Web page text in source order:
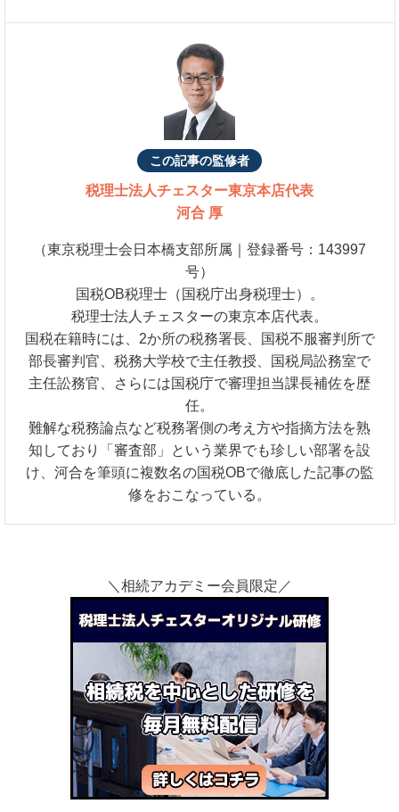
この記事の監修者
税理士法人チェスター東京本店代表
河合 厚
（東京税理士会日本橋支部所属｜登録番号：143997
号）
国税OB税理士（国税庁出身税理士）。
税理士法人チェスターの東京本店代表。
国税在籍時には、2か所の税務署長、国税不服審判所で
部長審判官、税務大学校で主任教授、国税局訟務室で
主任訟務官、さらには国税庁で審理担当課長補佐を歴
任。
難解な税務論点など税務署側の考え方や指摘方法を熟
知しており「審査部」という業界でも珍しい部署を設
け、河合を筆頭に複数名の国税OBで徹底した記事の監
修をおこなっている。
＼相続アカデミー会員限定／